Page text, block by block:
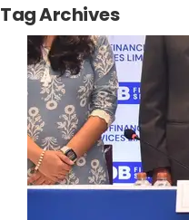
Tag Archives